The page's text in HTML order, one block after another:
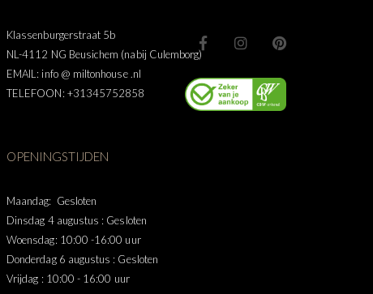
Klassenburgerstraat 5b
NL-4112 NG Beusichem (nabij Culemborg)
EMAIL: info @ miltonhouse .nl
TELEFOON: +31345752858
OPENINGSTIJDEN
Maandag: Gesloten
Dinsdag 4 augustus : Gesloten
Woensdag: 10:00 -16:00 uur
Donderdag 6 augustus : Gesloten
Vrijdag : 10:00 - 16:00 uur